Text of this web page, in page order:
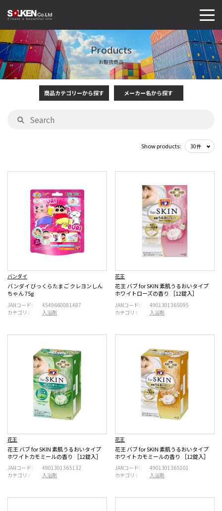
Products
お取扱商品
商品カテゴリーから探す メーカー名から探す
Show products:
バンダイ
バンダイ びっくらたまご クレヨンしん
ちゃん 75g
JANコード:
4549660081487
カテゴリ :
入浴剤
花王
花王 バブ for SKIN 素肌うるおいタイプ
ホワイトローズの香り ［12錠入］
JANコード:
4901301365095
カテゴリ :
入浴剤
花王
花王 バブ for SKIN 素肌うるおいタイプ
ホワイトカモミールの香り ［12錠入］
JANコード:
4901301365132
カテゴリ :
入浴剤
花王
花王 バブ for SKIN 素肌うるおいタイプ
ホワイトカモミールの香り ［12錠入］
JANコード:
4901301365101
カテゴリ :
入浴剤